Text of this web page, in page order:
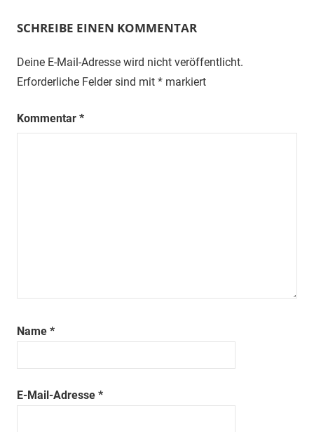
SCHREIBE EINEN KOMMENTAR
Deine E-Mail-Adresse wird nicht veröffentlicht.
Erforderliche Felder sind mit * markiert
Kommentar *
Name *
E-Mail-Adresse *